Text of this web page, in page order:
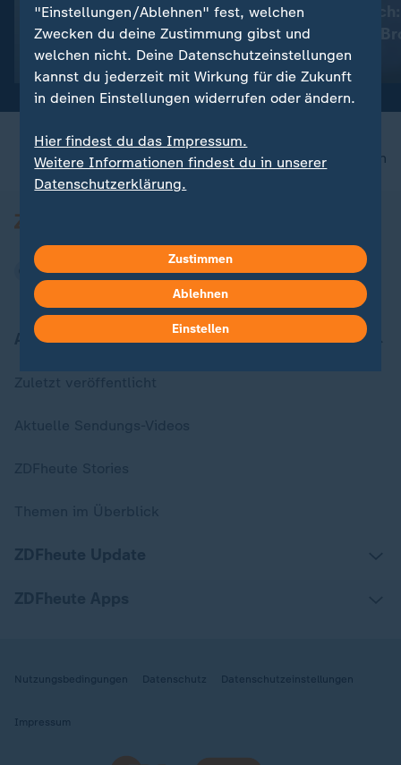
Wie schön war doch das
Sommerloch!
mit Video 0:44
Ein Jahr
gegen Frauke
Gersdorf?
mit Video0:41
nach oben
Aktuell bei ZDFheute
Nutzungsbedingungen Datenschutz Datenschutzeinstellungen
Impressum
"Einstellungen/Ablehnen" fest, welchen
Zwecken du deine Zustimmung gibst und
welchen nicht. Deine Datenschutzeinstellungen
kannst du jederzeit mit Wirkung für die Zukunft
in deinen Einstellungen widerrufen oder ändern.
Hier findest du das Impressum.
Weitere Informationen findest du in unserer
Datenschutzerklärung.
Zustimmen
Ablehnen
Einstellen